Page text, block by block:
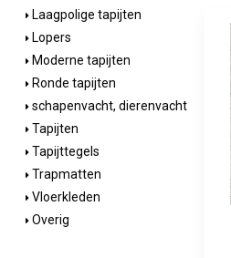
Laagpolige tapijten
Lopers
Moderne tapijten
Ronde tapijten
schapenvacht, dierenvacht
Tapijten
Tapijttegels
Trapmatten
Vloerkleden
Overig